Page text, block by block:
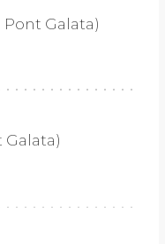
Galata)